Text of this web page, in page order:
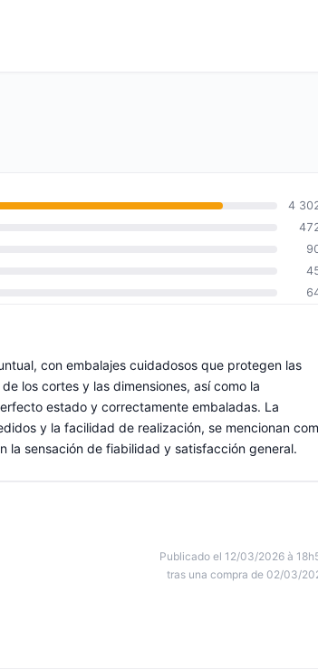
4
con embalajes cuidadosos que protegen las
los cortes y las dimensiones, así como la
estado y correctamente embaladas. La
y la facilidad de realización, se mencionan
la sensación de fiabilidad y satisfacción general.
Publicado el 12/03/2026 à
tras una compra de 02/03/